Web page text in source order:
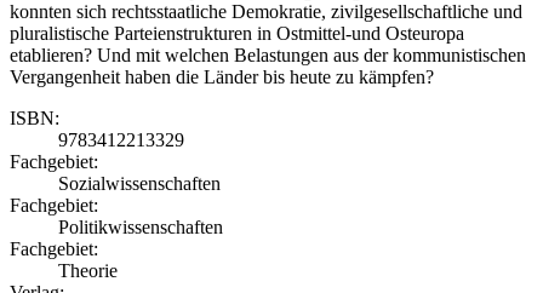
konnten sich rechtsstaatliche Demokratie, zivilgesellschaftliche und
pluralistische Parteienstrukturen in Ostmittel-und Osteuropa
etablieren? Und mit welchen Belastungen aus der kommunistischen
Vergangenheit haben die Länder bis heute zu kämpfen?
ISBN:
9783412213329
Fachgebiet:
Sozialwissenschaften
Fachgebiet:
Politikwissenschaften
Fachgebiet:
Theorie